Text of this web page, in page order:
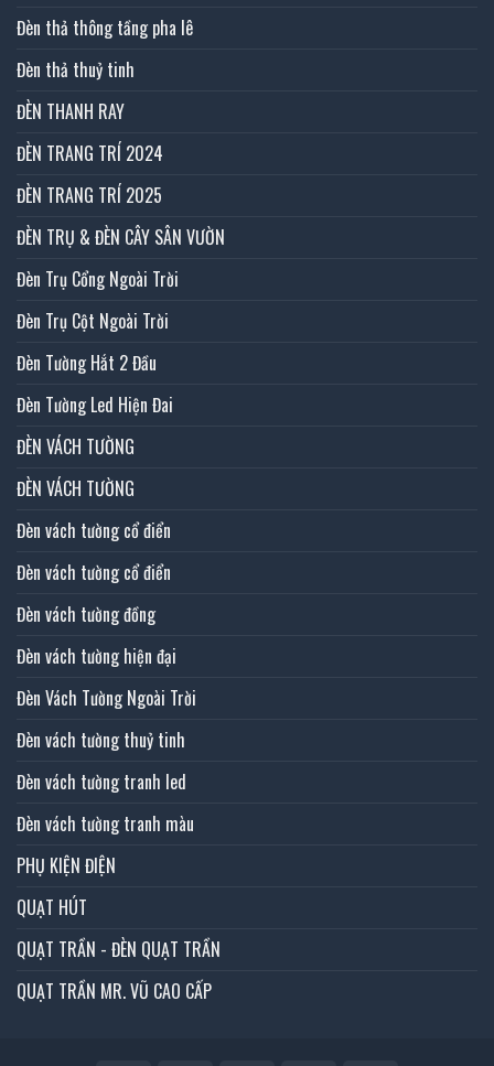
Đèn thả thông tầng pha lê
Đèn thả thuỷ tinh
ĐÈN THANH RAY
ĐÈN TRANG TRÍ 2024
ĐÈN TRANG TRÍ 2025
ĐÈN TRỤ & ĐÈN CÂY SÂN VƯỜN
Đèn Trụ Cổng Ngoài Trời
Đèn Trụ Cột Ngoài Trời
Đèn Tường Hắt 2 Đầu
Đèn Tường Led Hiện Đai
ĐÈN VÁCH TƯỜNG
ĐÈN VÁCH TƯỜNG
Đèn vách tường cổ điển
Đèn vách tường cổ điển
Đèn vách tường đồng
Đèn vách tường hiện đại
Đèn Vách Tường Ngoài Trời
Đèn vách tường thuỷ tinh
Đèn vách tường tranh led
Đèn vách tường tranh màu
PHỤ KIỆN ĐIỆN
QUẠT HÚT
QUẠT TRẦN - ĐÈN QUẠT TRẦN
QUẠT TRẦN MR. VŨ CAO CẤP